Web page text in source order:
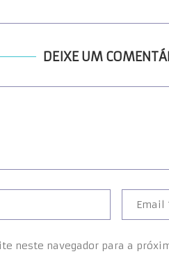
DEIXE UM
neste navegador para a